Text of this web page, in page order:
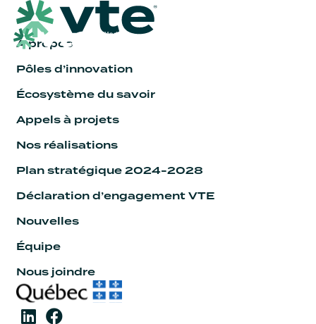
À propos
Pôles d’innovation
Écosystème du savoir
Appels à projets
Nos réalisations
Plan stratégique 2024-2028
Déclaration d’engagement VTE
Nouvelles
Équipe
Nous joindre